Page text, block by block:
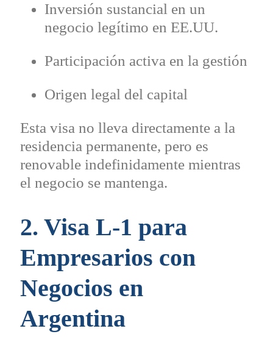
Inversión sustancial en un
negocio legítimo en EE.UU.
Participación activa en la gestión
Origen legal del capital
Esta visa no lleva directamente a la
residencia permanente, pero es
renovable indefinidamente mientras
el negocio se mantenga.
2. Visa L-1 para
Empresarios con
Negocios en
Argentina